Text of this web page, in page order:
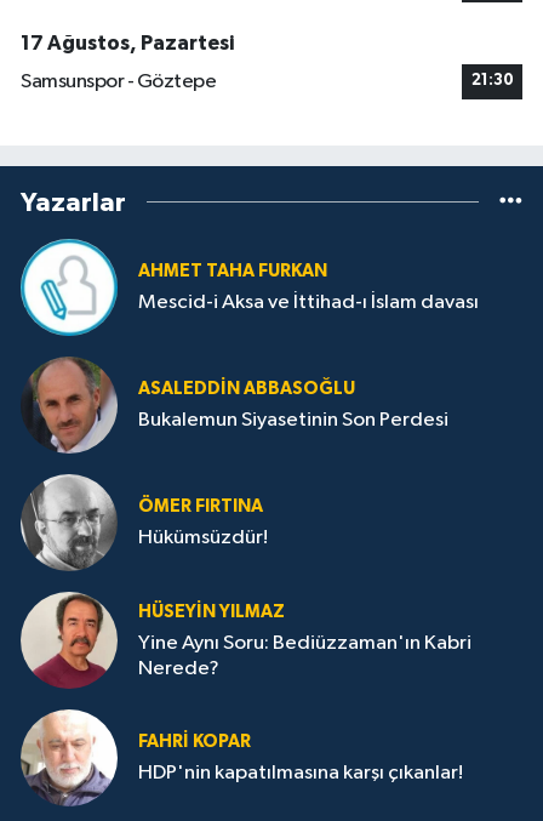
17 Ağustos, Pazartesi
Samsunspor - Göztepe
21:30
Yazarlar
AHMET TAHA FURKAN
Mescid-i Aksa ve İttihad-ı İslam davası
ASALEDDIN ABBASOĞLU
Bukalemun Siyasetinin Son Perdesi
ÖMER FIRTINA
Hükümsüzdür!
HÜSEYIN YILMAZ
Yine Aynı Soru: Bediüzzaman'ın Kabri
Nerede?
FAHRI KOPAR
HDP'nin kapatılmasına karşı çıkanlar!